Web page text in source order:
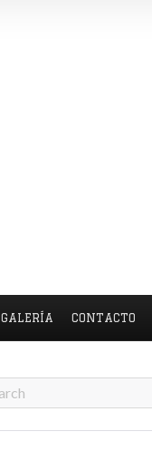
GALERÍA CONTACTO